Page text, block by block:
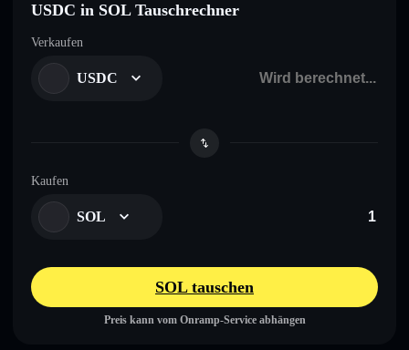
USDC in SOL Tauschrechner
Verkaufen
USDC
Kaufen
SOL
SOL tauschen
Preis kann vom Onramp-Service abhängen